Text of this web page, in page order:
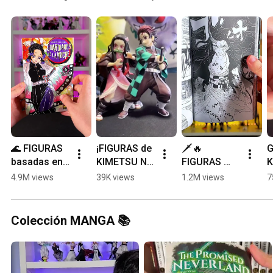
🌊 FIGURAS
basadas en
el MANGA de
YAIBA 📚
4.9M views
¡FIGURAS de
KIMETSU NO
YAIBA que
AL MANGA!
🗡️🌊⚡👹🐗
#shorts
39K views
🗡️🔥
FIGURAS
basadas en
KIMETSU NO
1.2M views
Colección MANGA 📚